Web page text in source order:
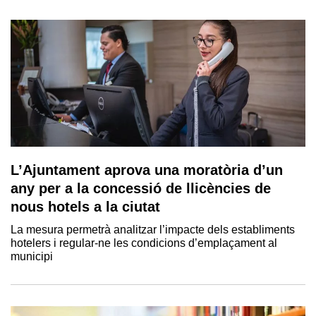
L’Ajuntament aprova una moratòria d’un
any per a la concessió de llicències de
nous hotels a la ciutat
La mesura permetrà analitzar l’impacte dels establiments
hotelers i regular-ne les condicions d’emplaçament al
municipi